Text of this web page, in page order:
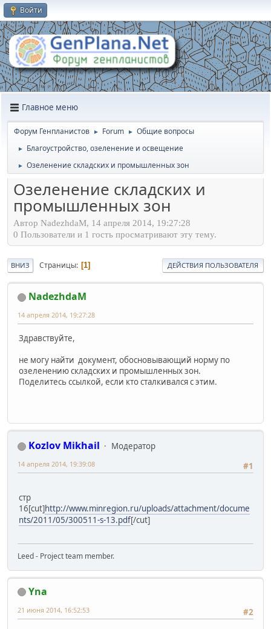
Войти
Главное меню
Форум Генпланистов ► Forum ► Общие вопросы
► Благоустройство, озеленение и освещение
► Озеленение складских и промышленных зон
Озеленение складских и
промышленных зон
Автор NadezhdaM, 14 апреля 2014, 19:27:28
0 Пользователи и 1 гость просматривают эту тему.
ВНИЗ Страницы 1 ДЕЙСТВИЯ ПОЛЬЗОВАТЕЛЯ
NadezhdaM
14 апреля 2014, 19:27:28
Здравствуйте,
не могу найти документ, обосновывающий норму по
озеленению складских и промышленных зон.
Поделитесь ссылкой, если кто сталкивался с этим.
Kozlov Mikhail
Модератор
#1
14 апреля 2014, 19:39:08
стр
16[cut]http://www.minregion.ru/uploads/attachment/docume
nts/2011/05/300511-s-13.pdf[/cut]
Leed - Project team member.
Yna
#2
21 июня 2014, 16:52:53